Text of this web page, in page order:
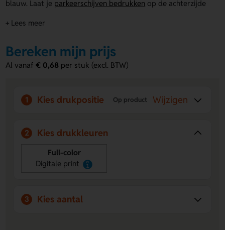
blauw. Laat je parkeerschijven bedrukken op de achterzijde
als promotioneel relatiegeschenk, zodat jouw merk altijd in
Voordelen van de mini parkeerschijf
blauw
nemen en past in elke auto zonder ruimteverlies.
Stevig 250 grams karton:
Duurzaam en bestand tegen
Bedrukking met logo of naam:
Creëer een persoonlijke
of promotionele touch die jouw merk zichtbaar maakt
bij parkeren.
+ Lees meer
Bereken mijn prijs
Al vanaf€ 0,68 per stuk (excl. BTW)
1 Kies drukpositie Op product Wijzigen
2 Kies drukkleuren
Full-color
Digitale print
3 Kies aantal